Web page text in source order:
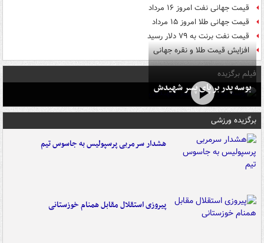
قیمت جهانی نفت امروز ۱۶ مرداد
قیمت جهانی طلا امروز ۱۵ مرداد
قیمت نفت برنت به ۷۹ دلار رسید
افزایش قیمت طلا و نقره جهانی
فیلم برگزیده
بوسه‌ پدر بر پای پسر شهیدش
برگزیده ورزشی
هشدار سرمربی پرسپولیس به جاسوس تیم
پیروزی استقلال مقابل همنام خوزستانی